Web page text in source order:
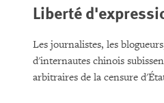
Liberté
Les journalistes, les
d'internautes chinois
arbitraires de la censure